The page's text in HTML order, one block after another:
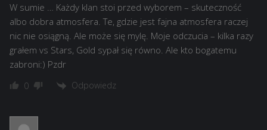
W sumie … Każdy klan stoi przed wyborem – skuteczność
albo dobra atmosfera. Te, gdzie jest fajna atmosfera raczej
nic nie osiągną. Ale może się mylę. Moje odczucia – kilka razy
grałem vs Stars, Gold sypał się równo. Ale kto bogatemu
zabroni:) Pzdr
0 Odpowiedz